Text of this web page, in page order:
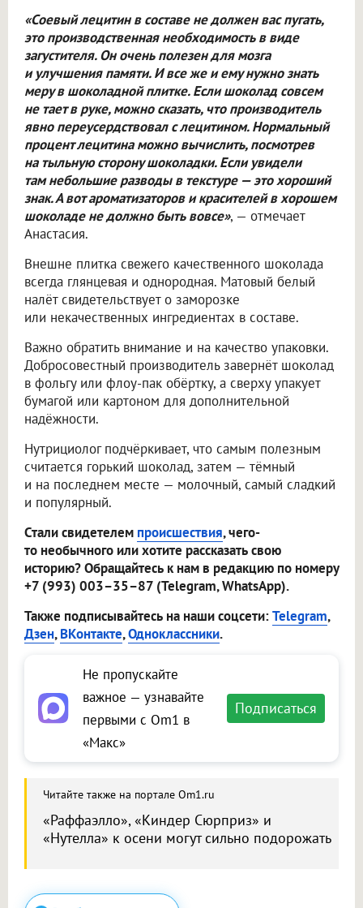
«Соевый лецитин в составе не должен вас пугать,
это производственная необходимость в виде
загустителя. Он очень полезен для мозга
и улучшения памяти. И все же и ему нужно знать
меру в шоколадной плитке. Если шоколад совсем
не тает в руке, можно сказать, что производитель
явно переусердствовал с лецитином. Нормальный
процент лецитина можно вычислить, посмотрев
на тыльную сторону шоколадки. Если увидели
там небольшие разводы в текстуре — это хороший
знак. А вот ароматизаторов и красителей в хорошем
шоколаде не должно быть вовсе», — отмечает
Анастасия.
Внешне плитка свежего качественного шоколада
всегда глянцевая и однородная. Матовый белый
налёт свидетельствует о заморозке
или некачественных ингредиентах в составе.
Важно обратить внимание и на качество упаковки.
Добросовестный производитель завернёт шоколад
в фольгу или флоу-пак обёртку, а сверху упакует
бумагой или картоном для дополнительной
надёжности.
Нутрициолог подчёркивает, что самым полезным
считается горький шоколад, затем — тёмный
и на последнем месте — молочный, самый сладкий
и популярный.
Стали свидетелем происшествия, чего-
то необычного или хотите рассказать свою
историю? Обращайтесь к нам в редакцию по номеру
+7 (993) 003–35–87 (Telegram, WhatsApp).
Также подписывайтесь на наши соцсети:Telegram,
Дзен,ВКонтакте,Одноклассники.
Не пропускайте
важное — узнавайте
первыми с Om1 в
«Макс»
Подписаться
Читайте также на портале Om1.ru
«Раффаэлло», «Киндер Сюрприз» и
«Нутелла» к осени могут сильно подорожать